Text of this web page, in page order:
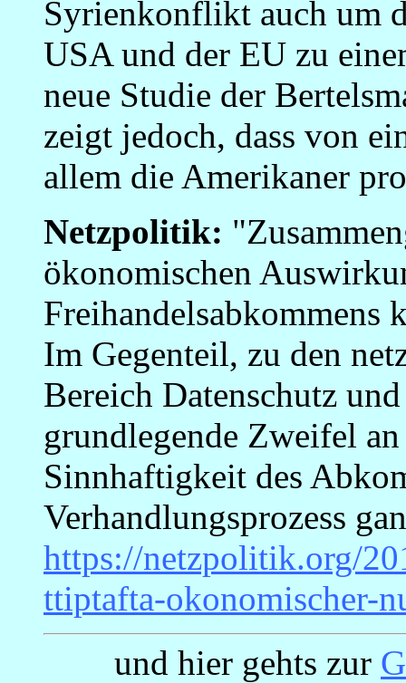
Syrienkonflikt auch um
USA und der EU zu
neue Studie der
zeigt jedoch, dass von
allem die Amerikaner
Netzpolitik:
ökonomischen
Freihandelsabkommens
Im Gegenteil, zu den
Bereich Datenschutz
grundlegende Zweifel
Sinnhaftigkeit des
Verhandlungsprozess
https://netzpolitik.org/
ttiptafta-okonomischer-
und hier gehts zur